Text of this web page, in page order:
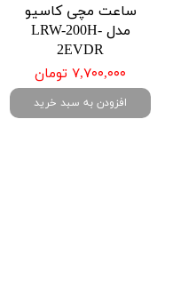
ساعت مچی کاسیو
مدل LRW-200H-
2EVDR
۷,۷۰۰,۰۰۰ تومان
افزودن به سبد خرید